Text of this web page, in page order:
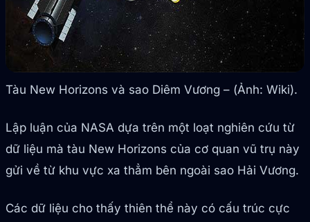
Tàu New Horizons và sao Diêm Vương – (Ảnh: Wiki).
Lập luận của NASA dựa trên một loạt nghiên cứu từ
dữ liệu mà tàu New Horizons của cơ quan vũ trụ này
gửi về từ khu vực xa thẳm bên ngoài sao Hải Vương.
Các dữ liệu cho thấy thiên thể này có cấu trúc cực